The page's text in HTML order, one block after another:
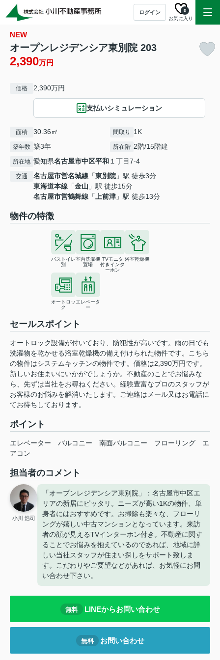
ログイン
お気に入り
0
NEW
オープンレジデンシア東別院 203
2,390万円
価格 2,390万円
支払いシミュレーション
面積 30.36㎡ 間取り 1K
築年数 築3年 所在階 2階/15階建
所在地 愛知県名古屋市中区平和 １丁目7-4
交通 名古屋市営名城線 「東別院 」駅 徒歩3分
東海道本線 「金山 」駅 徒歩15分
名古屋市営鶴舞線 「 上前津 」駅 徒歩13分
物件の特徴
バストイレ
別
室内洗濯機
置場
TVモニタ
付きインタ
ーホン
浴室乾燥機
オートロッ
ク
エレベータ
ー
セールスポイント
オートロック設備が付いており、防犯性が高いです。雨の日でも
洗濯物を乾かせる浴室乾燥機の備え付けられた物件です。こちら
の物件はシステムキッチンの物件です。価格は2,390万円です。
新しいお住まいにいかがでしょうか。不動産のことでお悩みな
ら、先ずは当社をお尋ねください。経験豊富なプロのスタッフが
お客様のお悩みを解消いたします。ご連絡はメール又はお電話に
てお待ちしております。
ポイント
エレベーター バルコニー 南面バルコニー フローリング
エ
アコン
担当者のコメント
小川 浩司
「オープンレジデンシア東別院」：名古屋市中区エ
リアの新居にピッタリ。ニーズが高い1Kの物件、単
身者にはおすすめです。お掃除も楽々な、フローリ
ングが嬉しい中古マンションとなっています。来訪
者の顔が見えるTVインターホン付き。不動産に関す
ることでお悩みを抱えているのであれば、地域に詳
しい当社スタッフが住まい探しをサポート致しま
す。こだわりやご要望などがあれば、お気軽にお問
い合わせ下さい。
無料 LINEからお問い合わせ
無料 お問い合わせ